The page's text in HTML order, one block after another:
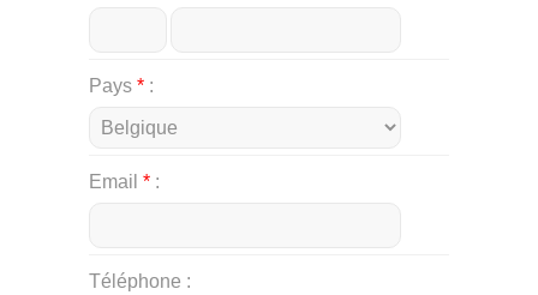
Pays *
Email *
Téléphone